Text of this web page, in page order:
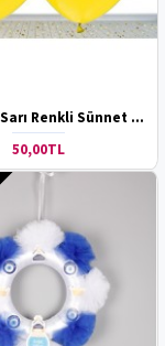
Nazarlıklı Sarı Renkli Sünnet Balonu
50,00TL